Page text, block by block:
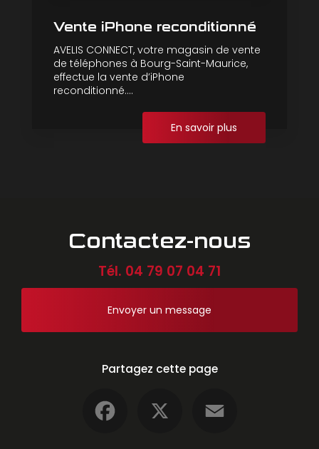
Vente iPhone reconditionné
AVELIS CONNECT, votre magasin de vente
de téléphones à Bourg-Saint-Maurice,
effectue la vente d’iPhone
reconditionné....
En savoir plus
Contactez-nous
Tél. 04 79 07 04 71
Envoyer un message
Partagez cette page